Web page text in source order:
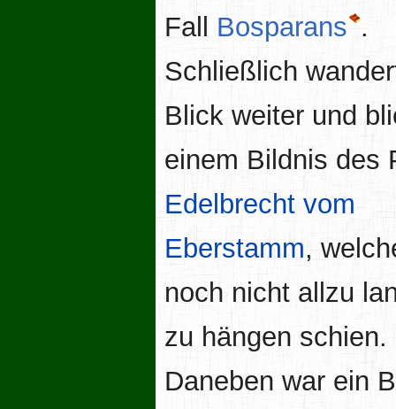
Fall Bosparans .
Schließlich
Blick weiter und
einem Bildnis des
Edelbrecht vom
Eberstamm,
noch nicht allzu
zu hängen schien.
Daneben war ein